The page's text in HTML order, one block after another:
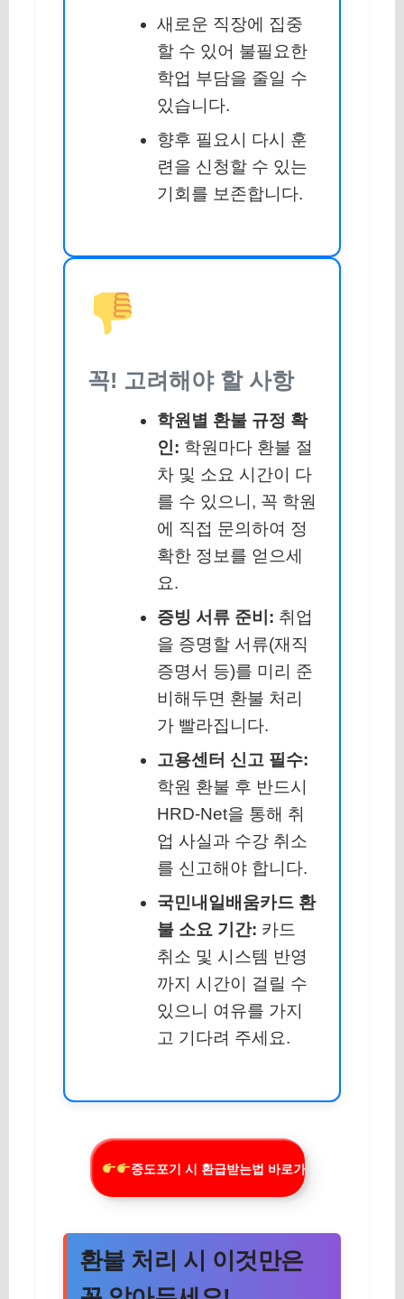
새로운 직장에 집중
할 수 있어 불필요한
학업 부담을 줄일 수
있습니다.
향후 필요시 다시 훈
련을 신청할 수 있는
기회를 보존합니다.
꼭! 고려해야 할 사항
학원별 환불 규정 확
인: 학원마다 환불 절
차 및 소요 시간이 다
를 수 있으니, 꼭 학원
에 직접 문의하여 정
확한 정보를 얻으세
요.
증빙 서류 준비: 취업
을 증명할 서류(재직
증명서 등)를 미리 준
비해두면 환불 처리
가 빨라집니다.
고용센터 신고 필수:
학원 환불 후 반드시
HRD-Net을 통해 취
업 사실과 수강 취소
를 신고해야 합니다.
국민내일배움카드 환
불 소요 기간: 카드
취소 및 시스템 반영
까지 시간이 걸릴 수
있으니 여유를 가지
고 기다려 주세요.
중도포기 시 환급받는법 바로가기
환불 처리 시 이것만은